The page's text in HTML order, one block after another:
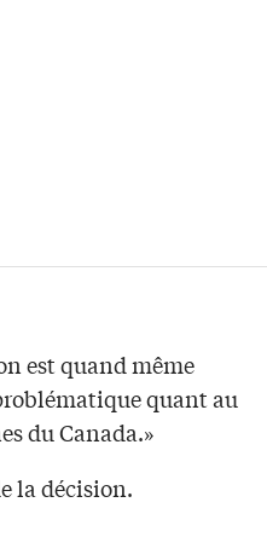
est quand même
quant au
du Canada.»
la décision.